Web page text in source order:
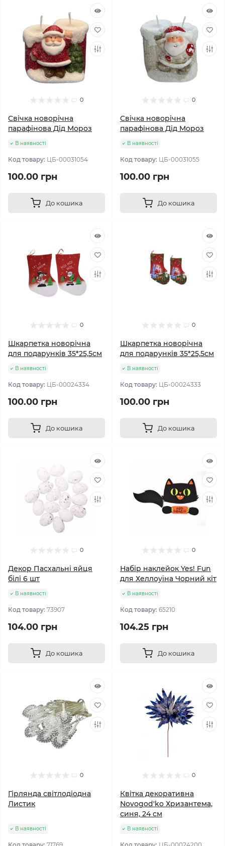
0
Свічка новорічна
парафінова Дід Мороз
В наявності
Код товару: ЦБ-00031054
100.00 грн
До кошика
0
Свічка новорічна
парафінова Дід Мороз
В наявності
Код товару: ЦБ-00031055
100.00 грн
До кошика
0
Шкарпетка новорічна
для подарунків 35*25,5см
В наявності
Код товару: ЦБ-00024334
100.00 грн
До кошика
0
Шкарпетка новорічна
для подарунків 35*25,5см
В наявності
Код товару: ЦБ-00024333
100.00 грн
До кошика
0
Декор Пасхальні яйця
білі 6 шт
В наявності
Код товару: 73907
104.00 грн
До кошика
0
Набір наклейок Yes! Fun
для Хеллоуїна Чорний кіт
В наявності
Код товару: 65210
104.25 грн
До кошика
0
Гірлянда світлодіодна
Листик
В наявності
0
Квітка декоративна
Novogod'ko Хризантема,
синя, 24 см
В наявності